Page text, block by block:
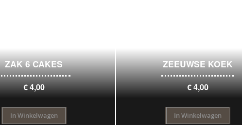
ZAK 6 CAKES
€ 4,00
In Winkelwagen
ZEEUWSE KOEK
€ 4,00
In Winkelwagen